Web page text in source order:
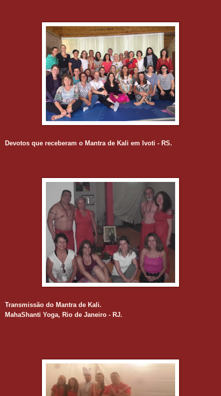
Devotos que receberam o Mantra de Kali em Ivoti - RS.
Transmissão do Mantra de Kali.
MahaShanti Yoga, Rio de Janeiro - RJ.